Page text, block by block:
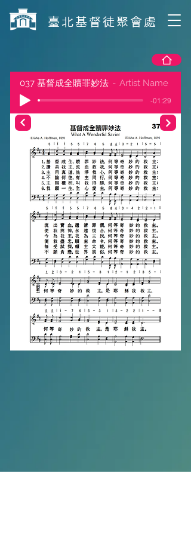
​臺北基督徒聚會處
037 基督成全贖罪妙法 Artist Name
-01:29